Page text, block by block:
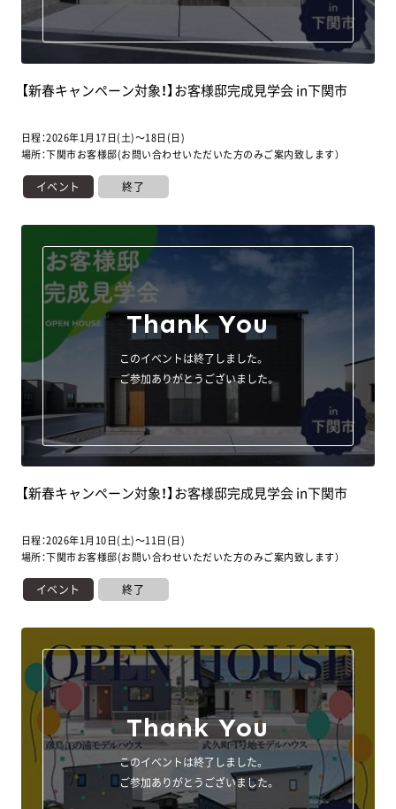
【新春キャンペーン対象！】お客様邸完成見学会 in下関市
日程：2026年1月17日(土)～18日(日)
場所：下関市お客様邸(お問い合わせいただいた方のみご案内致します）
イベント 終了
Thank You
このイベントは終了しました。
ご参加ありがとうございました。
【新春キャンペーン対象！】お客様邸完成見学会 in下関市
日程：2026年1月10日(土)～11日(日)
場所：下関市お客様邸(お問い合わせいただいた方のみご案内致します）
イベント 終了
Thank You
このイベントは終了しました。
ご参加ありがとうございました。
萩･長門店
0120-134-938
益田店
0120-335-938
萩本社